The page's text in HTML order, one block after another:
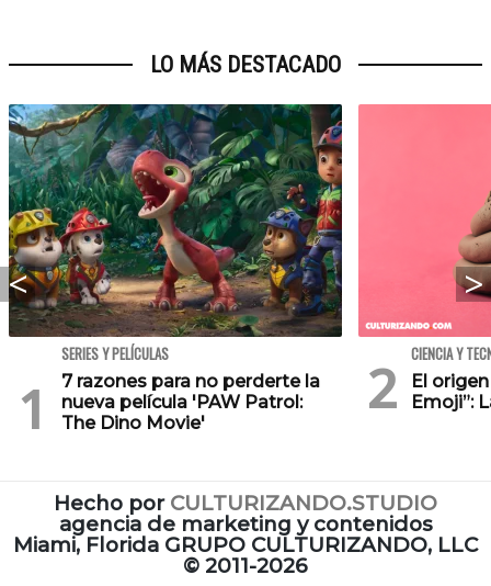
LO MÁS DESTACADO
SERIES Y PELÍCULAS
7 razones para no perderte la
nueva película 'PAW Patrol:
The Dino Movie'
CIENCIA Y
El
Emoji”:
Hecho por CULTURIZANDO.STUDIO
agencia de marketing y contenidos
Miami, Florida GRUPO CULTURIZANDO, LLC
© 2011-2026